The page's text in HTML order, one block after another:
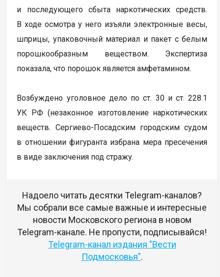
и последующего сбыта наркотических средств.
В ходе осмотра у него изъяли электронные весы,
шприцы, упаковочный материал и пакет с белым
порошкообразным веществом. Экспертиза
показала, что порошок является амфетамином.
Возбуждено уголовное дело по ст. 30 и ст. 228.1
УК РФ (незаконное изготовление наркотических
веществ. Сергиево-Посадским городским судом
в отношении фигуранта избрана мера пресечения
в виде заключения под стражу.
Надоело читать десятки Telegram-каналов?
Мы собрали все самые важные и интересные
новости Московского региона в новом
Telegram-канале. Не пропусти, подписывайся!
Telegram-канал издания "Вести
Подмосковья".